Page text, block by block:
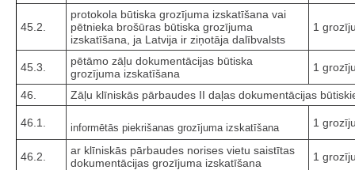
45.2.
protokola būtiska grozījuma izskatīšana vai
pētnieka brošūras būtiska grozījuma
izskatīšana, ja Latvija ir ziņotāja dalībvalsts
1
45.3.
pētāmo zāļu dokumentācijas būtiska
grozījuma izskatīšana
1
46. Zāļu klīniskās pārbaudes II daļas dokumentācijas
46.1. informētās piekrišanas grozījuma izskatīšana 1
46.2.
ar klīniskās pārbaudes norises vietu saistītas
dokumentācijas grozījuma izskatīšana
1